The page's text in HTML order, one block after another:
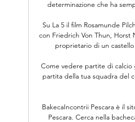
determinazione che ha
Su La 5 il film Rosamunde
con Friedrich Von Thun,
proprietario di un
Come vedere partite di calcio
partita della tua squadra del
BakecaIncontrii Pescara è il
Pescara. Cerca nella